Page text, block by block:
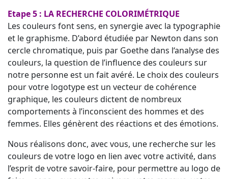
Etape 5 : LA RECHERCHE COLORIMÉTRIQUE
Les couleurs font sens, en synergie avec la typographie
et le graphisme. D’abord étudiée par Newton dans son
cercle chromatique, puis par Goethe dans l‘analyse des
couleurs, la question de l’influence des couleurs sur
notre personne est un fait avéré. Le choix des couleurs
pour votre logotype est un vecteur de cohérence
graphique, les couleurs dictent de nombreux
comportements à l’inconscient des hommes et des
femmes. Elles génèrent des réactions et des émotions.
Nous réalisons donc, avec vous, une recherche sur les
couleurs de votre logo en lien avec votre activité, dans
l’esprit de votre savoir-faire, pour permettre au logo de